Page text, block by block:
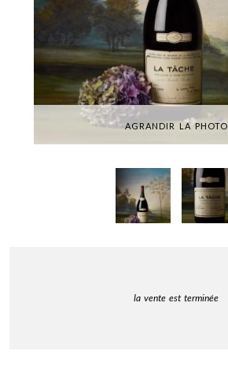
AGRANDIR LA PHOTO
la vente est terminée